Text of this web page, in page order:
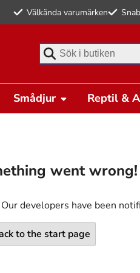
Välkända varumärken
Börja skriva
Smådjur Reptil &
went wrong!
developers have been
to the start page